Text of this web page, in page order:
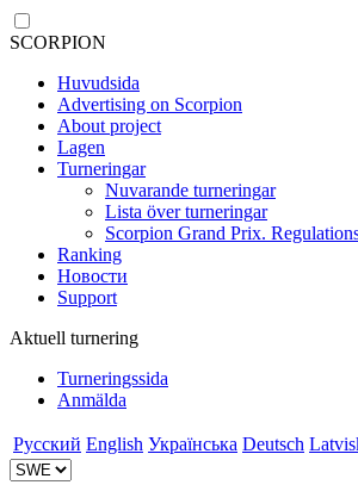
SCORPION
Huvudsida
Advertising on Scorpion
About project
Lagen
Turneringar
Nuvarande turneringar
Lista över turneringar
Scorpion Grand Prix.
Ranking
Новости
Support
Aktuell turnering
Turneringssida
Anmälda
Русский English Українська Deutsch